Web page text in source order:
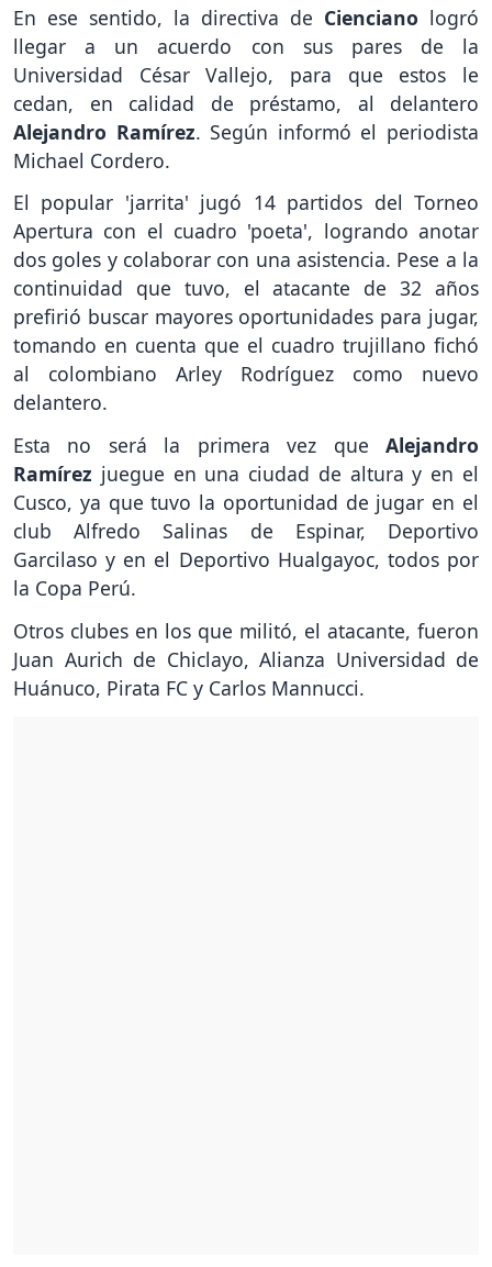
En ese sentido, la directiva de Cienciano logró
llegar a un acuerdo con sus pares de la
Universidad César Vallejo, para que estos le
cedan, en calidad de préstamo, al delantero
Alejandro Ramírez. Según informó el periodista
Michael Cordero.
El popular 'jarrita' jugó 14 partidos del Torneo
Apertura con el cuadro 'poeta', logrando anotar
dos goles y colaborar con una asistencia. Pese a la
continuidad que tuvo, el atacante de 32 años
prefirió buscar mayores oportunidades para jugar,
tomando en cuenta que el cuadro trujillano fichó
al colombiano Arley Rodríguez como nuevo
delantero.
Esta no será la primera vez que Alejandro
Ramírez juegue en una ciudad de altura y en el
Cusco, ya que tuvo la oportunidad de jugar en el
club Alfredo Salinas de Espinar, Deportivo
Garcilaso y en el Deportivo Hualgayoc, todos por
la Copa Perú.
Otros clubes en los que militó, el atacante, fueron
Juan Aurich de Chiclayo, Alianza Universidad de
Huánuco, Pirata FC y Carlos Mannucci.